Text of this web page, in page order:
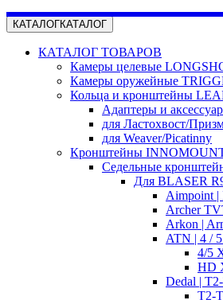
КАТАЛОГКАТАЛОГ
КАТАЛОГ ТОВАРОВ
Камеры целевые
Камеры оружейные
Кольца и кронштейны
Адаптеры и
для Ластохвост/
для Weaver/Picatinny
Кронштейны
Седельные
Для BLASER
Aimpoint |
Archer
Arkon |
ATN | 4 /
4/5
HD
Dedal |
T2-